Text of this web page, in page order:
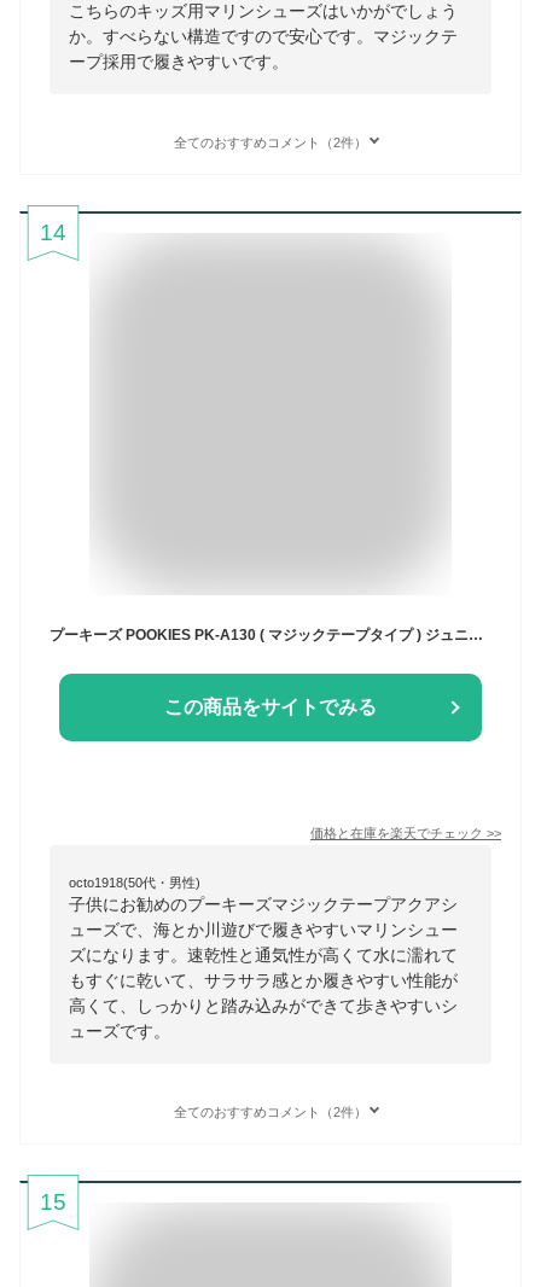
こちらのキッズ用マリンシューズはいかがでしょう
か。すべらない構造ですので安心です。マジックテ
ープ採用で履きやすいです。
全てのおすすめコメント（2件）
14
プーキーズ POOKIES PK-A130 ( マジックテープタイプ ) ジュニア アクアシューズ マリンシューズ 子供用 潮干狩り ウォーターシューズ 川 磯 海水浴
この商品をサイトでみる
価格と在庫を楽天でチェック >>
octo1918(50代・男性)
子供にお勧めのプーキーズマジックテープアクアシ
ューズで、海とか川遊びで履きやすいマリンシュー
ズになります。速乾性と通気性が高くて水に濡れて
もすぐに乾いて、サラサラ感とか履きやすい性能が
高くて、しっかりと踏み込みができて歩きやすいシ
ューズです。
全てのおすすめコメント（2件）
15